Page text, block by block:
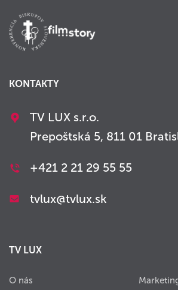
KONTAKTY
TV LUX s.r.o.
Prepoštská 5, 811 01
+421 2 21 29 55 55
tvlux@tvlux.sk
TV LUX
O nás